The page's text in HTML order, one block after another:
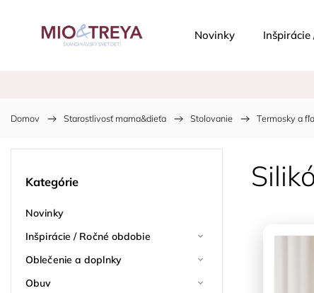
Novinky Inšpirácie
Domov / Starostlivosť mama&dieťa / Stolovanie / Termosky a
Kategórie
Novinky
Inšpirácie / Ročné obdobie
Oblečenie a doplnky
Obuv